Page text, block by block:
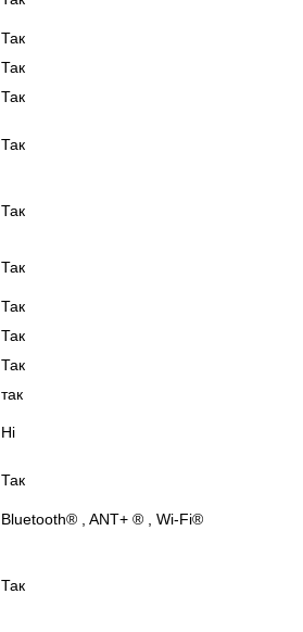
Так
Так
Так
Так
Так
Так
Так
Так
Так
так
Ні
Так
Bluetooth® , ANT+ ® , Wi-Fi®
Так